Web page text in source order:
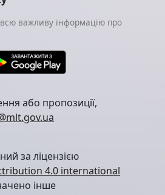
важливу інформацію про
або пропозиції,
за ліцензією
4.0 international
інше